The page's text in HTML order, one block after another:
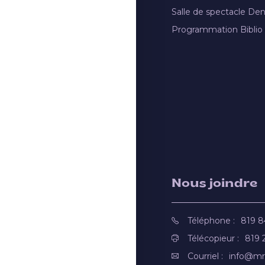
Salle de spectacle
Programmation Biblio
Nous joindre
Téléphone :
819
Télécopieur :
819
Courriel :